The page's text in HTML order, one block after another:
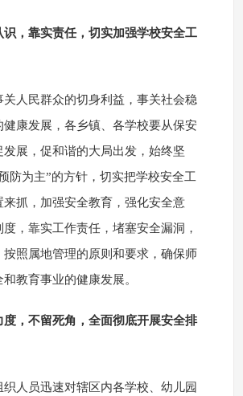
识，靠实责任，切实加强学校安全工
关人民群众的切身利益，事关社会稳
健康发展，各乡镇、各学校要从保安
展，促和谐的大局出发，始终坚
防为主”的方针，切实把学校安全工
来抓，加强安全教育，强化安全意
，靠实工作责任，堵塞安全漏洞，
按照属地管理的原则和要求，确保师
教育事业的健康发展。
度，不留死角，全面彻底开展安全排
织人员迅速对辖区内各学校、幼儿园